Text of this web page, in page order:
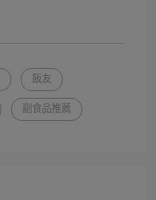
飯友
副食品推薦